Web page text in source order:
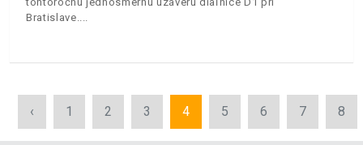
Bratislave.
‹ 1 2 3 4 5 6 7 8